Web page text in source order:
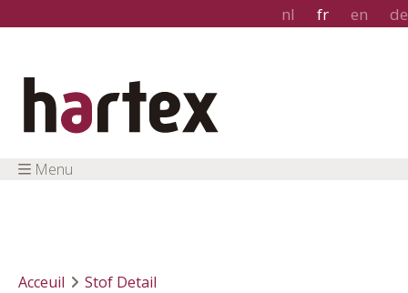
nl fr en de
Menu
Acceuil Stof Detail